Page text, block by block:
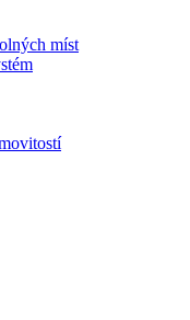
míst